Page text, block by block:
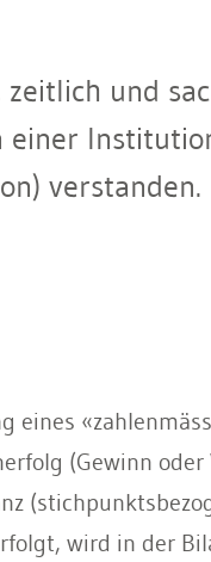
und
einer
eines
(Gewinn
wird in der